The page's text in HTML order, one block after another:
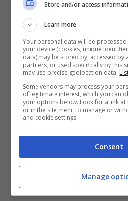
Cosa cambia
Il provvedimento,
Store and/or access
Learn more
Your personal data will be
your device (cookies, unique
data) may be stored by, accessed by
partners, or used specifically by this
may use precise geolocation data.
Some vendors may process your
of legitimate interest, which you can
your options below. Look for a link
or in the site menu to manage or
and cookie settings.
Consent
Manage